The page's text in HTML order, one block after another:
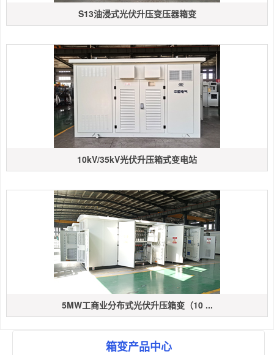
S13油浸式光伏升压变压器箱变
10kV/35kV光伏升压箱式变电站
5MW工商业分布式光伏升压箱变（10 ...
箱变产品中心